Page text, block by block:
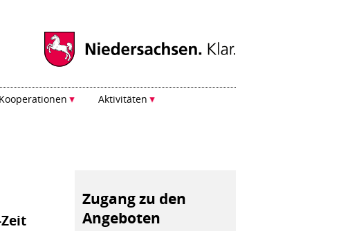
Kooperationen Aktivitäten
Zugang zu den
Angeboten